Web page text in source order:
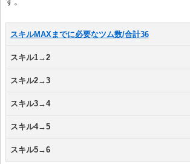
スキルMAXまでに必要なツム数/合計36
スキル1→2
スキル2→3
スキル3→4
スキル4→5
スキル5→6